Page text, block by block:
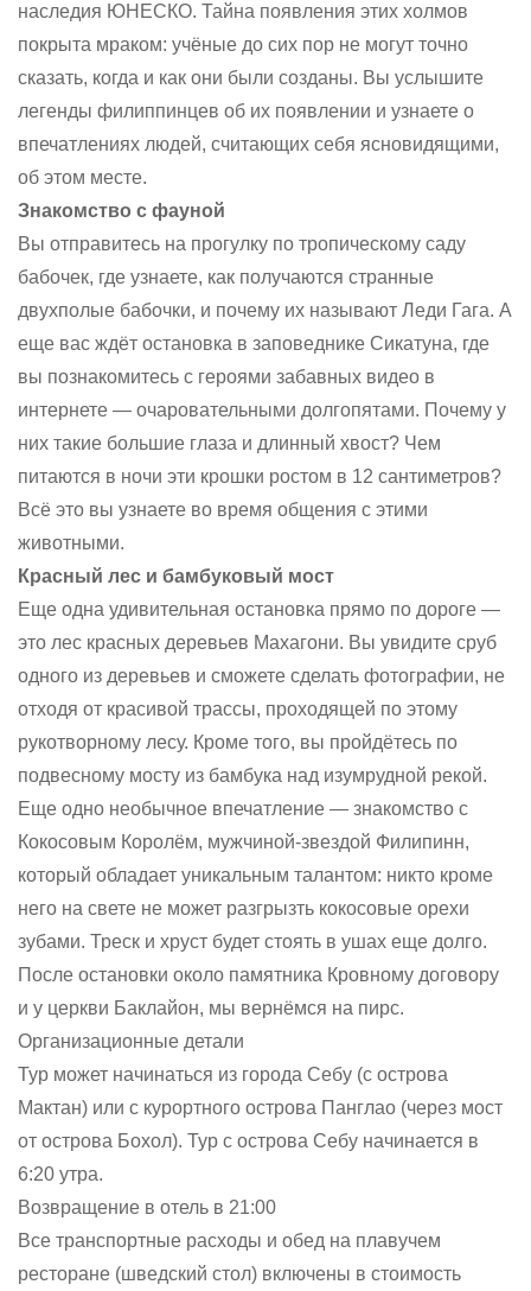
наследия ЮНЕСКО. Тайна появления этих холмов
покрыта мраком: учёные до сих пор не могут точно
сказать, когда и как они были созданы. Вы услышите
легенды филиппинцев об их появлении и узнаете о
впечатлениях людей, считающих себя ясновидящими,
об этом месте.
Знакомство с фауной
Вы отправитесь на прогулку по тропическому саду
бабочек, где узнаете, как получаются странные
двухполые бабочки, и почему их называют Леди Гага. А
еще вас ждёт остановка в заповеднике Сикатуна, где
вы познакомитесь с героями забавных видео в
интернете — очаровательными долгопятами. Почему у
них такие большие глаза и длинный хвост? Чем
питаются в ночи эти крошки ростом в 12 сантиметров?
Всё это вы узнаете во время общения с этими
животными.
Красный лес и бамбуковый мост
Еще одна удивительная остановка прямо по дороге —
это лес красных деревьев Махагони. Вы увидите сруб
одного из деревьев и сможете сделать фотографии, не
отходя от красивой трассы, проходящей по этому
рукотворному лесу. Кроме того, вы пройдётесь по
подвесному мосту из бамбука над изумрудной рекой.
Еще одно необычное впечатление — знакомство с
Кокосовым Королём, мужчиной-звездой Филипинн,
который обладает уникальным талантом: никто кроме
него на свете не может разгрызть кокосовые орехи
зубами. Треск и хруст будет стоять в ушах еще долго.
После остановки около памятника Кровному договору
и у церкви Баклайон, мы вернёмся на пирс.
Организационные детали
Тур может начинаться из города Себу (с острова
Мактан) или с курортного острова Панглао (через мост
от острова Бохол). Тур с острова Себу начинается в
6:20 утра.
Возвращение в отель в 21:00
Все транспортные расходы и обед на плавучем
ресторане (шведский стол) включены в стоимость